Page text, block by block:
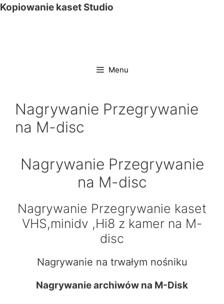
Kopiowanie kaset Studio
Menu
Nagrywanie Przegrywanie
na M-disc
Nagrywanie Przegrywanie
na M-disc
Nagrywanie Przegrywanie kaset
VHS,minidv ,Hi8 z kamer na M-
disc
Nagrywanie na trwałym nośniku
Nagrywanie archiwów na M-Disk